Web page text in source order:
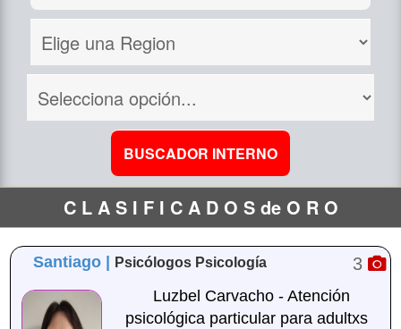
C L A S I F I C A D O S de O R O
Santiago | Psicólogos Psicología 3
Luzbel Carvacho - Atención
psicológica particular para adultxs